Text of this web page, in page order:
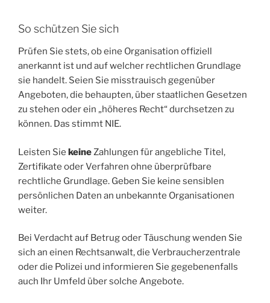
So schützen Sie sich
Prüfen Sie stets, ob eine Organisation offiziell
anerkannt ist und auf welcher rechtlichen Grundlage
sie handelt. Seien Sie misstrauisch gegenüber
Angeboten, die behaupten, über staatlichen Gesetzen
zu stehen oder ein „höheres Recht“ durchsetzen zu
können. Das stimmt NIE.
Leisten Sie keineZahlungen für angebliche Titel,
Zertifikate oder Verfahren ohne überprüfbare
rechtliche Grundlage. Geben Sie keine sensiblen
persönlichen Daten an unbekannte Organisationen
weiter.
Bei Verdacht auf Betrug oder Täuschung wenden Sie
sich an einen Rechtsanwalt, die Verbraucherzentrale
oder die Polizei und informieren Sie gegebenenfalls
auch Ihr Umfeld über solche Angebote.